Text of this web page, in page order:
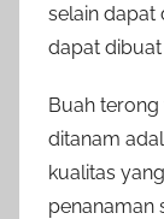
selain dapat
dapat
Buah
ditanam
kualitas
penanaman